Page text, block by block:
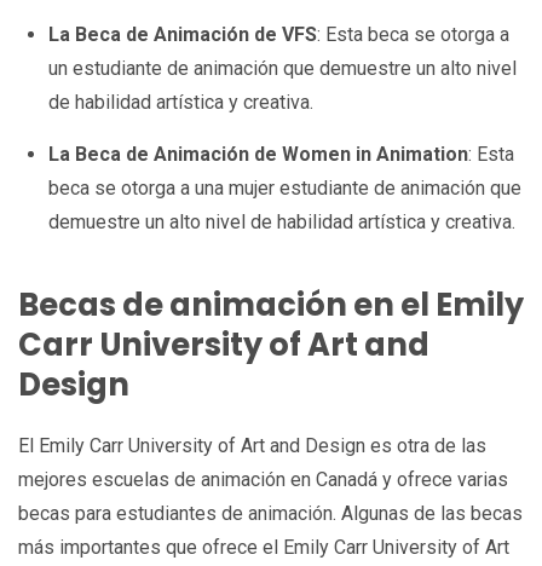
La Beca de Animación de VFS: Esta beca se otorga a
un estudiante de animación que demuestre un alto nivel
de habilidad artística y creativa.
La Beca de Animación de Women in Animation: Esta
beca se otorga a una mujer estudiante de animación que
demuestre un alto nivel de habilidad artística y creativa.
Becas de animación en el Emily
Carr University of Art and
Design
El Emily Carr University of Art and Design es otra de las
mejores escuelas de animación en Canadá y ofrece varias
becas para estudiantes de animación. Algunas de las becas
más importantes que ofrece el Emily Carr University of Art